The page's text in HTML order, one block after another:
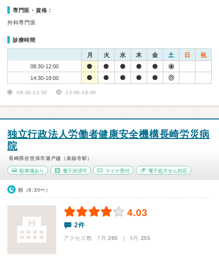
専門医・資格：
外科専門医
診療時間
月 火 水 木 金 土 日 祝
08:30-12:00
14:30-18:00
08:30-12:30 13:00-18:00
独立行政法人労働者健康安全機構長崎労災病
院
長崎県佐世保市瀬戸越（泉福寺駅）
駐車場あり 電子決済可 マイナ受付 電子処方せん対応
朝（8:30〜）
4.03
2件
アクセス数 7月:265 | 6月:255